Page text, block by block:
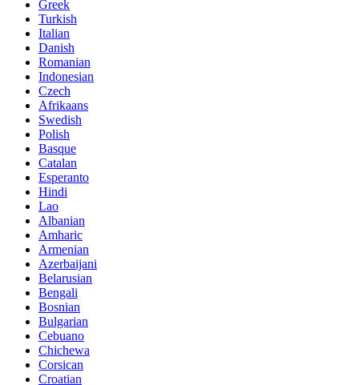
Greek
Turkish
Italian
Danish
Romanian
Indonesian
Czech
Afrikaans
Swedish
Polish
Basque
Catalan
Esperanto
Hindi
Lao
Albanian
Amharic
Armenian
Azerbaijani
Belarusian
Bengali
Bosnian
Bulgarian
Cebuano
Chichewa
Corsican
Croatian